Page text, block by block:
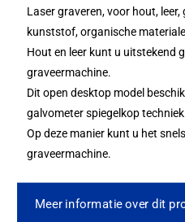
Laser graveren, voor hout, leer,
kunststof, organische
Hout en leer kunt u uitstekend
graveermachine.
Dit open desktop model
galvometer spiegelkop
Op deze manier kunt u het
graveermachine.
Meer informatie over dit